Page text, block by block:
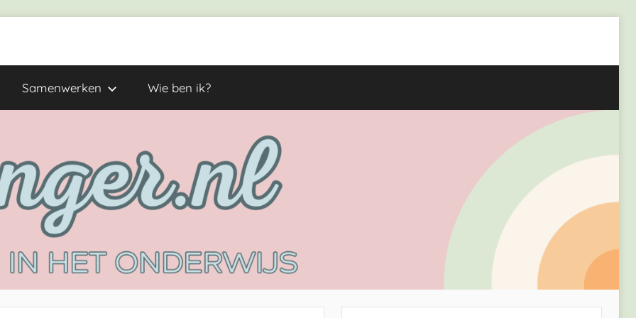
Samenwerken Wie ben ik?